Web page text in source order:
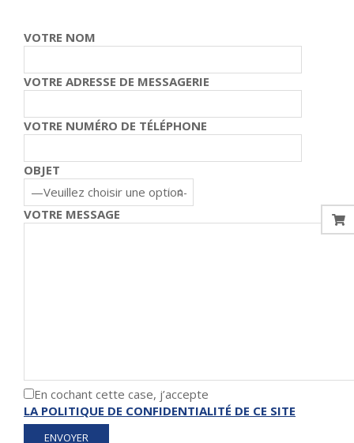
VOTRE NOM
VOTRE ADRESSE DE MESSAGERIE
VOTRE NUMÉRO DE TÉLÉPHONE
OBJET
VOTRE MESSAGE
En cochant cette case, j’accepte
LA POLITIQUE DE CONFIDENTIALITÉ DE CE SITE